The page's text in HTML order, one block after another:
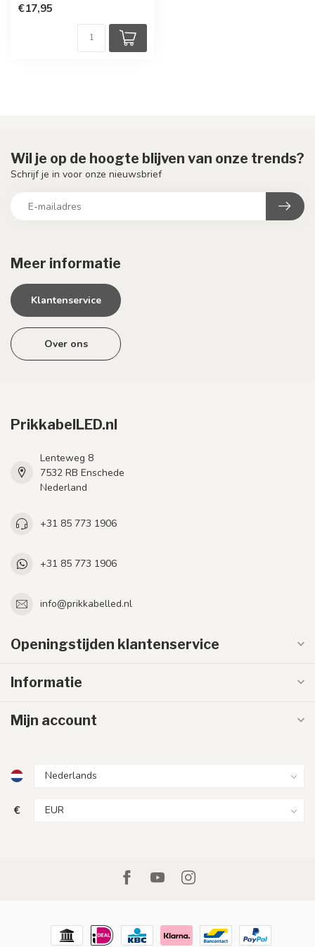
€17,95
Meer informatie
Klantenservice
Over ons
Wil je op de hoogte blijven van onze trends?
Schrijf je in voor onze nieuwsbrief
PrikkabelLED.nl
Lenteweg 8
7532 RB Enschede
Nederland
+31 85 773 1906
+31 85 773 1906
info@prikkabelled.nl
Openingstijden klantenservice
Informatie
Mijn account
€